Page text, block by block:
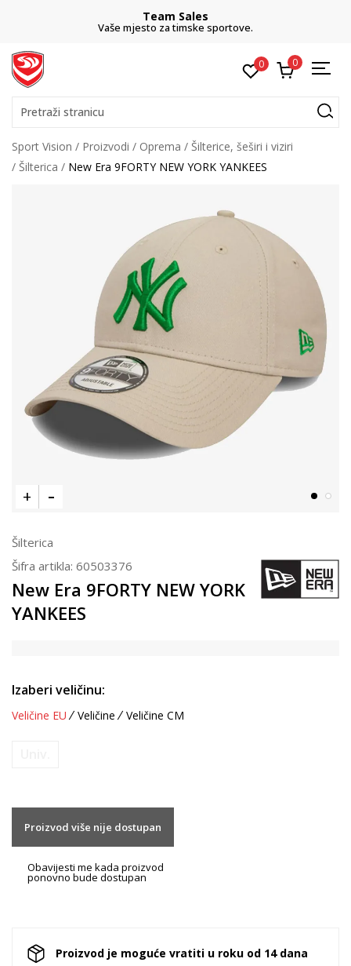
Team Sales
Vaše mjesto za timske sportove.
0 0
Pretraži stranicu
Sport Vision Proizvodi Oprema
Šilterice, šeširi i viziri
Šilterica
New Era 9FORTY NEW YORK YANKEES
Šilterica
Šifra artikla: 60503376
New Era 9FORTY NEW YORK
YANKEES
Izaberi veličinu:
Veličine EU Veličine Veličine CM
Proizvod više nije dostupan
Obavijesti me kada proizvod
ponovno bude dostupan
Proizvod je moguće vratiti u roku od 14 dana